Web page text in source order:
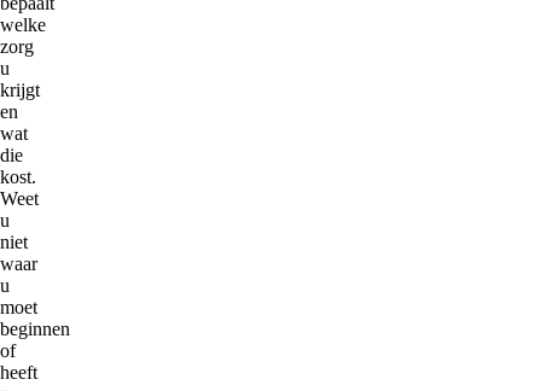
welke
zorg
u
krijgt
en
wat
die
kost.
Weet
u
niet
waar
u
moet
beginnen
of
heeft